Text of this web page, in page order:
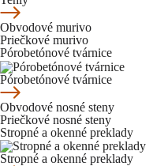
Obvodové murivo
Priečkové murivo
Pórobetónové tvárnice
Pórobetónové tvárnice
Obvodové nosné steny
Priečkové nosné steny
Stropné a okenné preklady
Stropné a okenné preklady